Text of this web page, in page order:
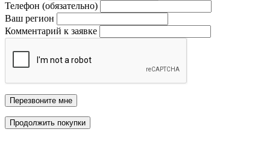
Телефон (обязательно)
Ваш регион
Комментарий к заявке
Перезвоните мне
Продолжить покупки